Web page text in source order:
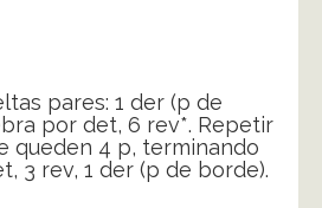
pares: 1 der (p de
por det, 6 rev*. Repetir
queden 4 p, terminando
3 rev, 1 der (p de borde).